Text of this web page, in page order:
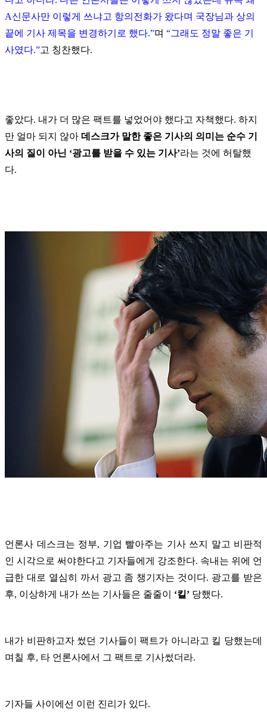
A신문사만 이렇게 쓰냐고 항의전화가 왔다며 국장님과 상의
끝에 기사 제목을 변경하기로 했다.”며 “그래도 정말 좋은 기
사였다.”고 칭찬했다.
좋았다. 내가 더 많은 팩트를 넣었어야 했다고 자책했다. 하지
만 얼마 되지 않아 데스크가 말한 좋은 기사의 의미는 순수 기
사의 질이 아닌 ‘광고를 받을 수 있는 기사’라는 것에 허탈했
다.
언론사 데스크는 정부, 기업 빨아주는 기사 쓰지 말고 비판적
인 시각으로 써야한다고 기자들에게 강조한다. 속내는 위에 언
급한 대로 열심히 까서 광고 좀 챙기자는 것이다. 광고를 받은
후, 이상하게 내가 쓰는 기사들은 줄줄이 ‘킬’ 당했다.
내가 비판하고자 썼던 기사들이 팩트가 아니라고 킬 당했는데
며칠 후, 타 언론사에서 그 팩트로 기사썼더라.
기자들 사이에선 이런 진리가 있다.